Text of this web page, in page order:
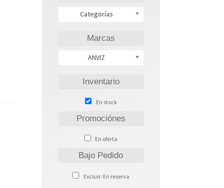
Categorías
Marcas
ANVIZ
Inventario
En stock
Promociónes
En oferta
Bajo Pedido
Excluir: En reserva